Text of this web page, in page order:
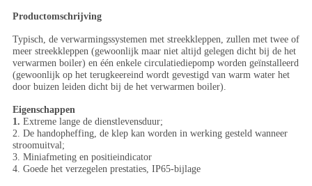
Productomschrijving
Typisch, de verwarmingssystemen met streekkleppen, zullen met twee of
meer streekkleppen (gewoonlijk maar niet altijd gelegen dicht bij de het
verwarmen boiler) en één enkele circulatiediepomp worden geïnstalleerd
(gewoonlijk op het terugkeereind wordt gevestigd van warm water het
door buizen leiden dicht bij de het verwarmen boiler).
Eigenschappen
1. Extreme lange de dienstlevensduur;
2. De handopheffing, de klep kan worden in werking gesteld wanneer
stroomuitval;
3. Miniafmeting en positieindicator
4. Goede het verzegelen prestaties, IP65-bijlage